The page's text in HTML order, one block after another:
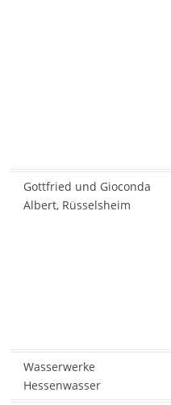
Gottfried und Gioconda
Albert, Rüsselsheim
Wasserwerke
Hessenwasser